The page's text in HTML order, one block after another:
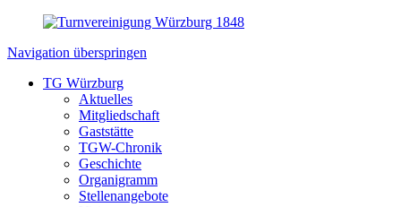
Navigation überspringen
TG Würzburg
Aktuelles
Mitgliedschaft
Gaststätte
TGW-Chronik
Geschichte
Organigramm
Stellenangebote